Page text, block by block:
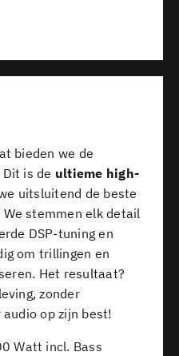
bieden we de
is de ultieme high-
uitsluitend de beste
stemmen elk detail
DSP-tuning en
om trillingen en
Het resultaat?
zonder
op zijn best!
Watt incl. Bass